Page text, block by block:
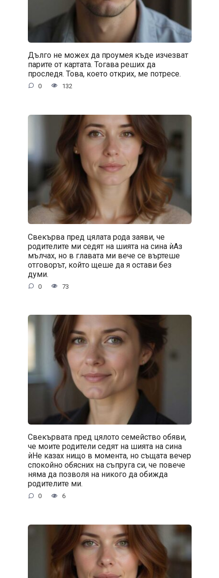
Дълго не можех да проумея къде изчезват
парите от картата. Тогава реших да
проследя. Това, което открих, ме потресе.
0 132
Свекърва пред цялата рода заяви, че
родителите ми седят на шията на сина ѝАз
мълчах, но в главата ми вече се въртеше
отговорът, който щеше да я остави без
думи.
0 73
Свекървата пред цялото семейство обяви,
че моите родители седят на шията на сина
ѝНе казах нищо в момента, но същата вечер
спокойно обясних на съпруга си, че повече
няма да позволя на никого да обижда
родителите ми.
0 6